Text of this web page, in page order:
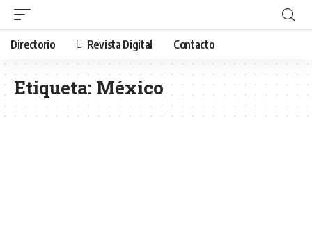
Directorio Revista Digital Contacto
Etiqueta: México